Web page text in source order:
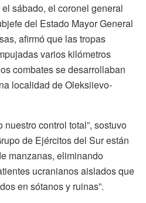
sábado, el coronel general
del Estado Mayor General
afirmó que las tropas
varios kilómetros
combates se desarrollaban
localidad de Oleksiievo-
control total”, sostuvo
de Ejércitos del Sur están
manzanas, eliminando
ucranianos aislados que
en sótanos y ruinas”.